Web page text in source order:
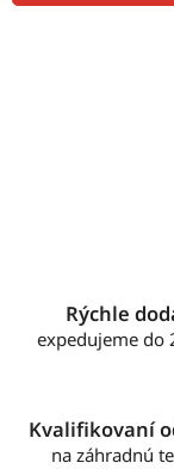
Rýchle
expedujeme do
Kvalifikovaní
na záhradnú